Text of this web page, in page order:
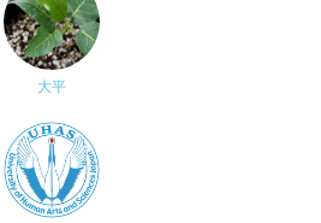
大平